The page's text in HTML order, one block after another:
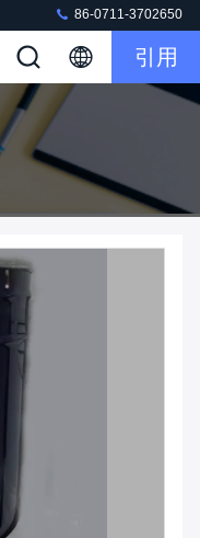
86-0711-3702650
引用